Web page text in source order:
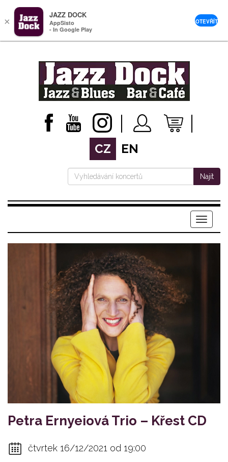
CZ EN
Najít
Menu
Petra Ernyeiová Trio – Křest CD
čtvrtek 16/12/2021 od 19:00
×
JAZZ DOCK
AppSisto
- In Google Play
OTEVŘÍT